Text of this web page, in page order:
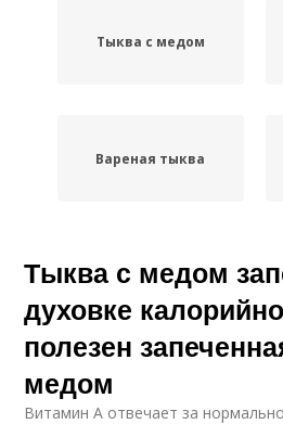
Тыква с медом
Вареная тыква
Тыква в кулинарии
Блюда из тыквы
Тыква с медом
духовке
полезен
медом
Витамин А отвечает за